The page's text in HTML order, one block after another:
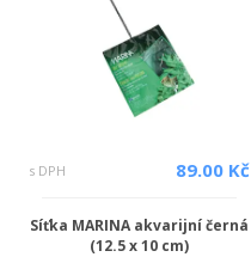
s DPH 89.00 Kč
Síťka MARINA akvarijní černá
(12.5 x 10 cm)